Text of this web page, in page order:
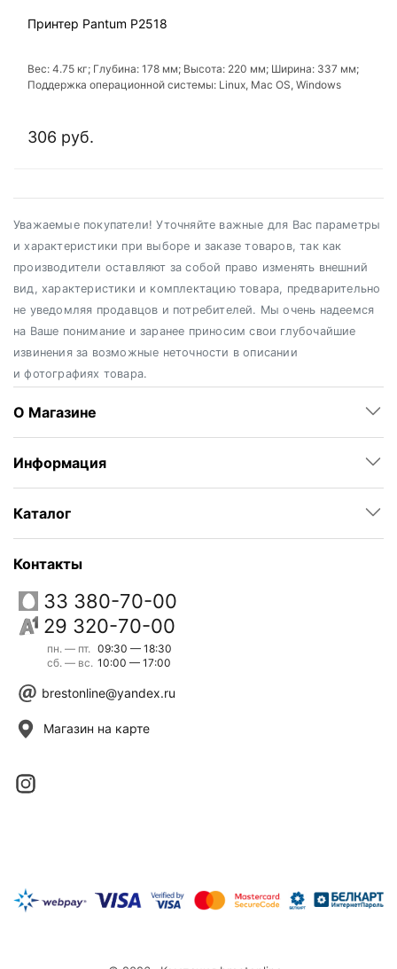
Принтер Pantum P2518
Вес: 4.75 кг; Глубина: 178 мм; Высота: 220 мм; Ширина: 337 мм;
Поддержка операционной системы: Linux, Mac OS, Windows
306 руб.
Уважаемые покупатели! Уточняйте важные для Вас параметры
и характеристики при выборе и заказе товаров, так как
производители оставляют за собой право изменять внешний
вид, характеристики и комплектацию товара, предварительно
не уведомляя продавцов и потребителей. Мы очень надеемся
на Ваше понимание и заранее приносим свои глубочайшие
извинения за возможные неточности в описании
и фотографиях товара.
О Магазине
Информация
Каталог
Контакты
33 380-70-00
29 320-70-00
пн. — пт.
сб. — вс.
09:30 — 18:30
10:00 — 17:00
brestonline@yandex.ru
Магазин на карте